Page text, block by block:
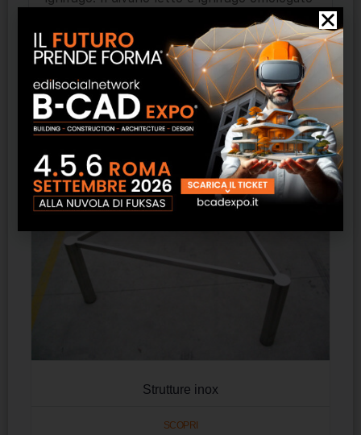
Prodotti correlati
Strutture inox
SCOPRI